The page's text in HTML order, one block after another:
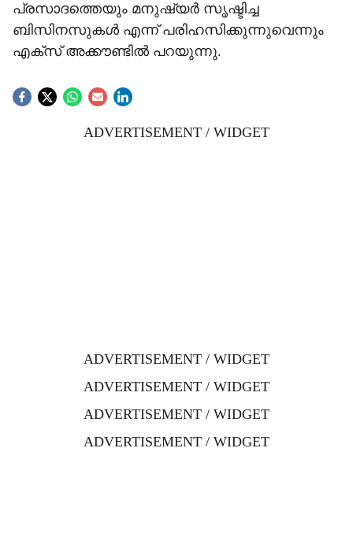
പ്രസാദത്തെയും മനുഷ‍്യർ സൃഷ്ടിച്ച
ബിസിനസുകൾ എന്ന് പരിഹസിക്കുന്നുവെന്നും
എക്സ് അക്കൗണ്ടിൽ പറയുന്നു.
ADVERTISEMENT / WIDGET
ADVERTISEMENT / WIDGET
ADVERTISEMENT / WIDGET
ADVERTISEMENT / WIDGET
ADVERTISEMENT / WIDGET